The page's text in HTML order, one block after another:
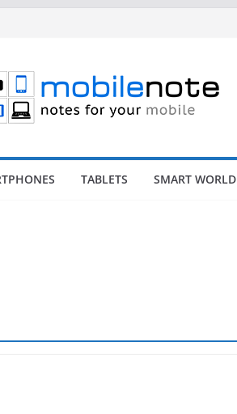
TABLETS SMART WORLD